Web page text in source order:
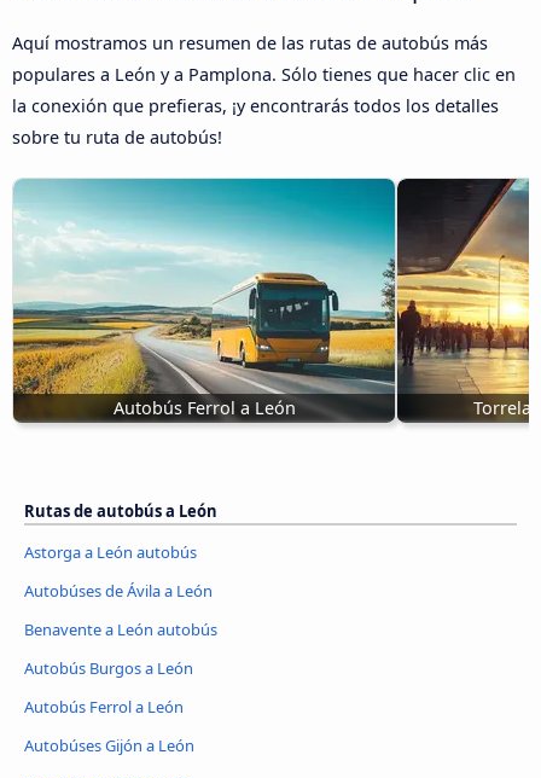
Aquí mostramos un resumen de las rutas de autobús más
populares a León y a Pamplona. Sólo tienes que hacer clic en
la conexión que prefieras, ¡y encontrarás todos los detalles
sobre tu ruta de autobús!
Autobús Ferrol a León
Rutas de autobús a León
Astorga a León autobús
Autobúses de Ávila‎ a León
Benavente a León autobús
Autobús Burgos a León
Autobús Ferrol a León
Autobúses Gijón a León